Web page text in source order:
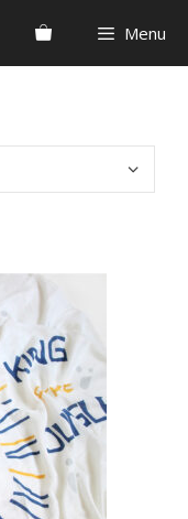
Menu